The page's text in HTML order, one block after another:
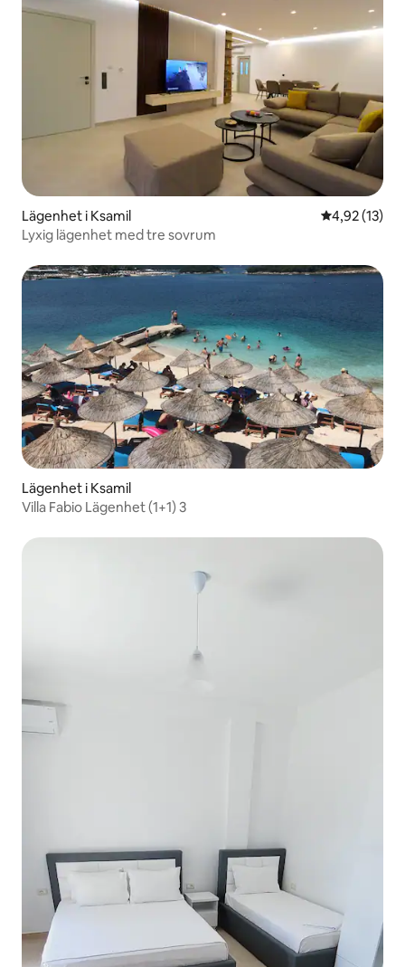
Lägenhet i Ksamil 4,92 av 5 i
4,92 (13)
Lyxig lägenhet med tre sovrum
Lägenhet i Ksamil
Villa Fabio Lägenhet (1+1) 3